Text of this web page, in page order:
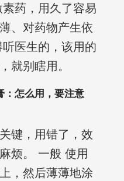
药，用久了容易
、对药物产生依
医生的，该用的
就别瞎用。
：怎么用，要注意
键，用错了，效
烦。 一般 使用
，然后薄薄地涂